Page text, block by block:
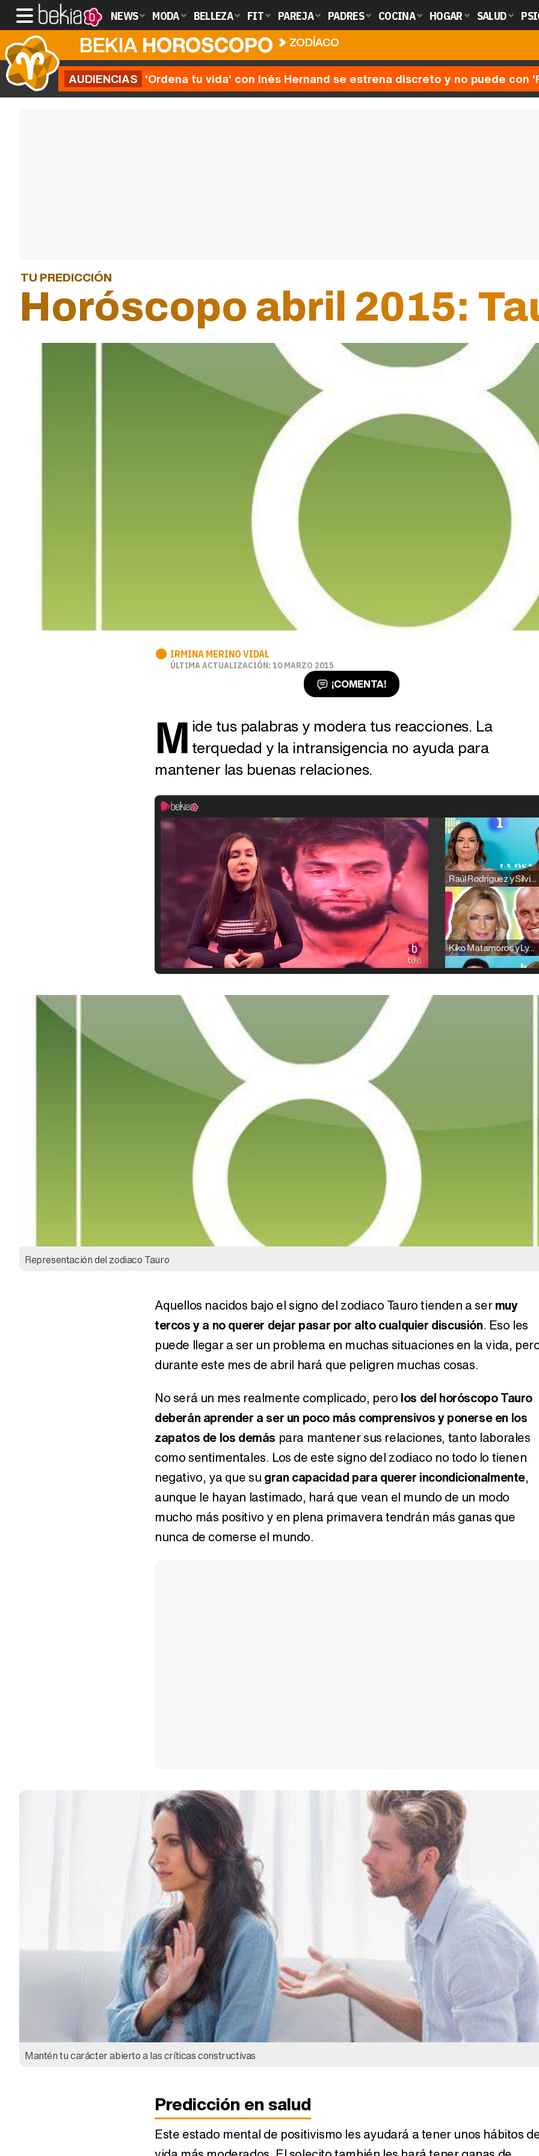
NEWS MODA BELLEZA FIT PAREJA PADRES COCINA HOGAR SALUD
BEKIAHOROSCOPO ZODÍACO
AUDIENCIAS 'Ordena tu vida' con Inés Hernand se estrena discreto y no puede con
TU PREDICCIÓN
Horóscopo abril 2015:
IRMINA MERINO VIDAL
ÚLTIMA ACTUALIZACIÓN: 10 MARZO 2015
¡COMENTA!
M ide tus palabras y modera tus reacciones. La
terquedad y la intransigencia no ayuda para
mantener las buenas relaciones.
Raúl Rodríguez y Silvia Taulés nos cuentan su papel en 'La familia de la tele'
Kiko Matamoros y Lydia Lozano: "Nuestro público es de todas las edades y RTVE tiene un público muy pegado a las novelas, al que tenemos que captar"
Representación del zodiaco Tauro
Aquellos nacidos bajo el signo del zodiaco Tauro tienden a sermuy
tercos y a no querer dejar pasar por alto cualquier discusión. Eso les
puede llegar a ser un problema en muchas situaciones en la vida,
durante este mes de abril hará que peligren muchas cosas.
No será un mes realmente complicado, pero los del horóscopo Tauro
deberán aprender a ser un poco más comprensivos y ponerse en los
zapatos de los demás para mantener sus relaciones, tanto laborales
como sentimentales. Los de este signo del zodiaco no todo lo tienen
negativo, ya que su gran capacidad para querer incondicionalmente,
aunque le hayan lastimado, hará que vean el mundo de un modo
mucho más positivo y en plena primavera tendrán más ganas que
nunca de comerse el mundo.
Mantén tu carácter abierto a las críticas constructivas
Predicción en salud
Este estado mental de positivismo les ayudará a tener unos hábitos
Horóscopo febrero 2015:
Tauro
Horóscopo primavera
Horóscopo agosto 2014:
Sagitario Horóscopo 2018:
Capricornio